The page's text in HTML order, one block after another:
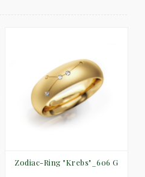
Zodiac-Ring "Krebs"_606 G